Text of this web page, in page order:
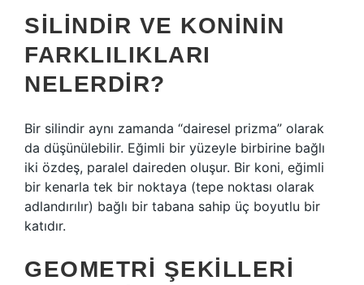
SILINDIR VE KONININ
FARKLILIKLARI
NELERDIR?
Bir silindir aynı zamanda “dairesel prizma” olarak
da düşünülebilir. Eğimli bir yüzeyle birbirine bağlı
iki özdeş, paralel daireden oluşur. Bir koni, eğimli
bir kenarla tek bir noktaya (tepe noktası olarak
adlandırılır) bağlı bir tabana sahip üç boyutlu bir
katıdır.
GEOMETRI ŞEKILLERI